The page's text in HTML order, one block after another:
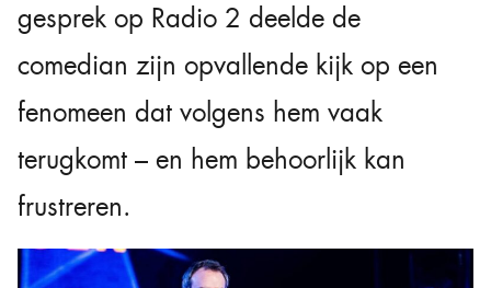
gesprek op Radio 2 deelde de
comedian zijn opvallende kijk op een
fenomeen dat volgens hem vaak
terugkomt – en hem behoorlijk kan
frustreren.